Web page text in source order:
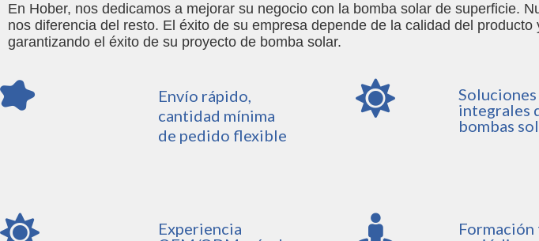
En Hober, nos dedicamos a mejorar su negocio con la bomba solar de superficie.
nos diferencia del resto. El éxito de su empresa depende de la calidad del
garantizando el éxito de su proyecto de bomba solar.
Envío rápido,
cantidad mínima
de pedido flexible
Soluciones
integrales
bombas
Experiencia
Formación